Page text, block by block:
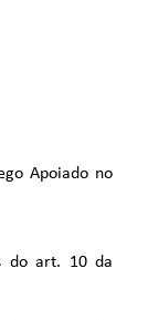
Apoiado no
do art. 10 da